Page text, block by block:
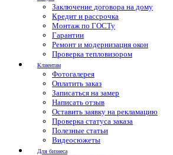
Заключение договора на дому
Кредит и рассрочка
Монтаж по ГОСТу
Гарантии
Ремонт и модернизация окон
Проверка тепловизором
Клиентам
Фотогалерея
Оплатить заказ
Записаться на замер
Написать отзыв
Оставить заявку на рекламацию
Проверка статуса заказа
Полезные статьи
Видеосюжеты
Для бизнеса